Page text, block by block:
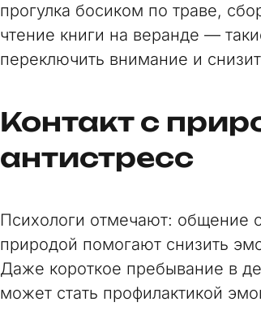
прогулка босиком по траве,
чтение книги на веранде —
переключить внимание и
Контакт с
антистресс
Психологи отмечают: общение
природой помогают снизить
Даже короткое пребывание в
может стать профилактикой